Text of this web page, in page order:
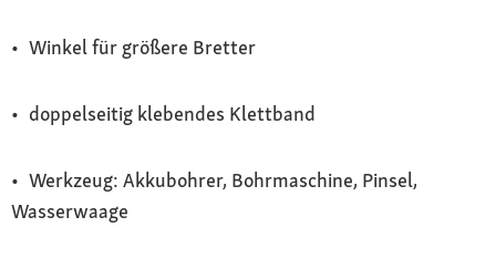
• Winkel für größere Bretter
• doppelseitig klebendes Klettband
• Werkzeug: Akkubohrer, Bohrmaschine, Pinsel,
Wasserwaage